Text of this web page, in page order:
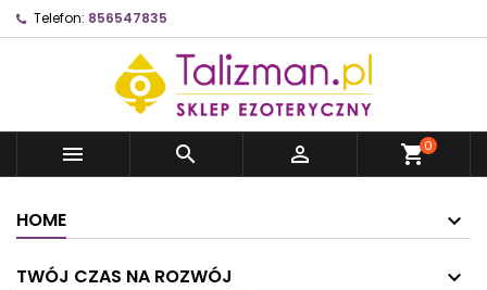
Telefon: 856547835
   shopping_cart0
HOME
TWÓJ CZAS NA ROZWÓJ